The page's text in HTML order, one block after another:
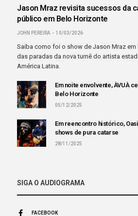
Jason Mraz revisita sucessos da
público em Belo Horizonte
JOHN PEREIRA 10/03/2026
Saiba como foi o show de Jason Mraz em
das paradas da nova turnê do artista
América Latina.
Em noite envolvente, ÀVUÀ
Belo Horizonte
05/12/2025
Em reencontro histórico,
shows de pura catarse
28/11/2025
SIGA O AUDIOGRAMA
FACEBOOK